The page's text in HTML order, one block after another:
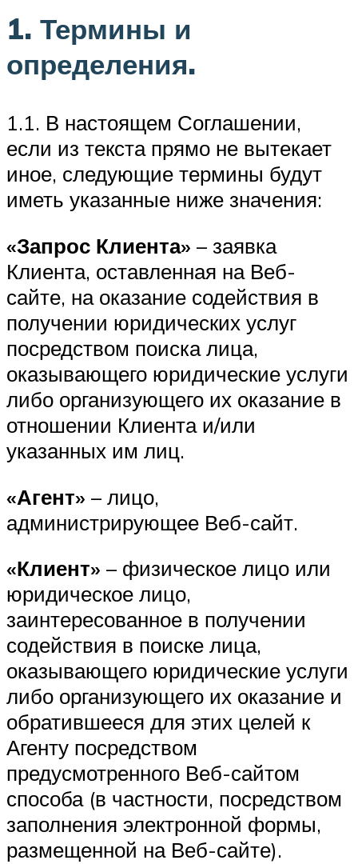
1. Термины и
определения.
1.1. В настоящем Соглашении,
если из текста прямо не вытекает
иное, следующие термины будут
иметь указанные ниже значения:
«Запрос Клиента» – заявка
Клиента, оставленная на Веб-
сайте, на оказание содействия в
получении юридических услуг
посредством поиска лица,
оказывающего юридические услуги
либо организующего их оказание в
отношении Клиента и/или
указанных им лиц.
«Агент» – лицо,
администрирующее Веб-сайт.
«Клиент» – физическое лицо или
юридическое лицо,
заинтересованное в получении
содействия в поиске лица,
оказывающего юридические услуги
либо организующего их оказание и
обратившееся для этих целей к
Агенту посредством
предусмотренного Веб-сайтом
способа (в частности, посредством
заполнения электронной формы,
размещенной на Веб-сайте).